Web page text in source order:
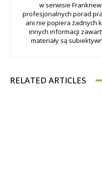
w serwisie
profesjonalnych porad
ani nie popiera żadnych
innych informacji
materiały są
RELATED ARTICLES